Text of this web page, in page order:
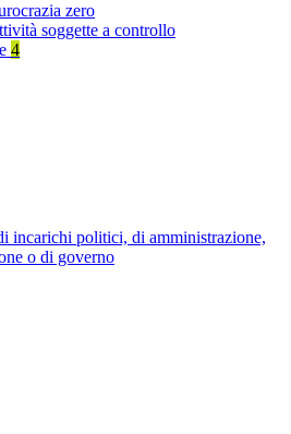
zero
soggette a controllo
4
incarichi politici, di amministrazione,
o di governo